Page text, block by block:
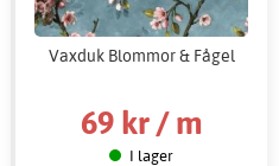
Vaxduk Blommor & Fågel
69 kr / m
I lager